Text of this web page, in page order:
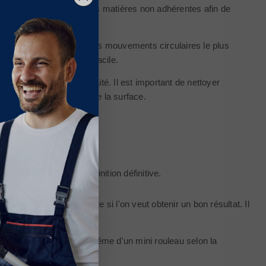
de toutes les matières non adhérentes afin de
par la suite.
utilisée en réalisant des mouvements circulaires le plus
beaucoup plus facile.
propre pour être traité. Il est important de nettoyer
sur l'ensemble de la surface.
une peinture de finition définitive.
prises en compte si l'on veut obtenir un bon résultat. Il
manchon poils rasou même d'un mini rouleau selon la
peinture.